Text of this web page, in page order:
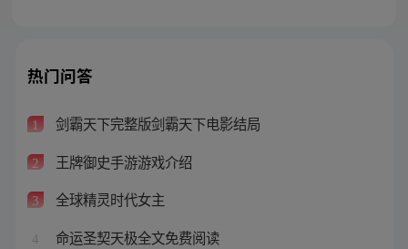
热门问答
1 剑霸天下完整版剑霸天下电影结局
2 王牌御史手游游戏介绍
3 全球精灵时代女主
4 命运圣契天极全文免费阅读